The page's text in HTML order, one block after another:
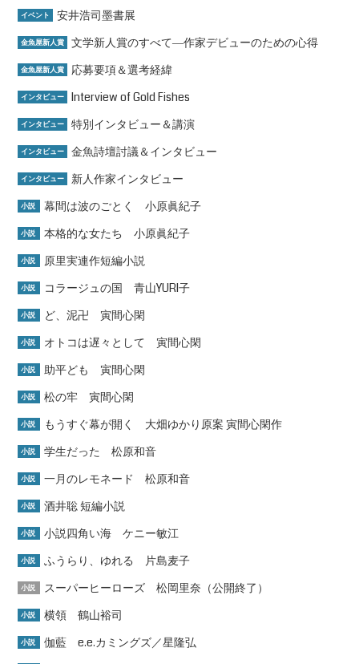
イベント 安井浩司墨書展
金魚屋新人賞 文学新人賞のすべて―作家デビューのための心得
金魚屋新人賞 応募要項＆選考経緯
インタビュー Interview of Gold Fishes
インタビュー 特別インタビュー＆講演
インタビュー 金魚詩壇討議＆インタビュー
インタビュー 新人作家インタビュー
小説 幕間は波のごとく 小原眞紀子
小説 本格的な女たち 小原眞紀子
小説 原里実連作短編小説
小説 コラージュの国 青山YURI子
小説 ど、泥卍 寅間心閑
小説 オトコは遅々として 寅間心閑
小説 助平ども 寅間心閑
小説 松の牢 寅間心閑
小説 もうすぐ幕が開く 大畑ゆかり原案 寅間心閑作
小説 学生だった 松原和音
小説 一月のレモネード 松原和音
小説 酒井聡 短編小説
小説 小説四角い海 ケニー敏江
小説 ふうらり、ゆれる 片島麦子
小説 スーパーヒーローズ 松岡里奈（公開終了）
小説 横領 鶴山裕司
小説
伽藍 e.e.カミングズ／星隆弘